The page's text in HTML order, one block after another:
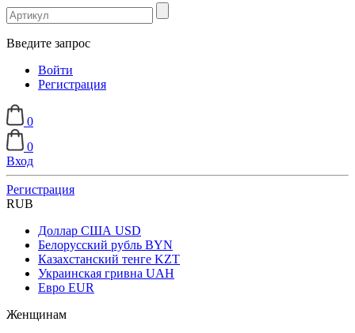
Введите запрос
Войти
Регистрация
0
0
Вход
Регистрация
RUB
Доллар США USD
Белорусский рубль BYN
Казахстанский тенге KZT
Украинская гривна UAH
Евро EUR
Женщинам